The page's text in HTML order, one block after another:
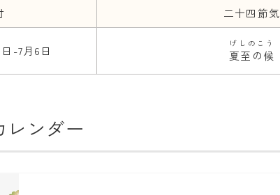
二十四節気
-7月6日 夏至の候
げしのこう
レンダー